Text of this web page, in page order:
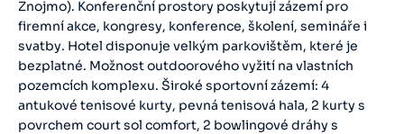
Znojmo). Konferenční prostory poskytují zázemí pro
firemní akce, kongresy, konference, školení, semináře i
svatby. Hotel disponuje velkým parkovištěm, které je
bezplatné. Možnost outdoorového vyžití na vlastních
pozemcích komplexu. Široké sportovní zázemí: 4
antukové tenisové kurty, pevná tenisová hala, 2 kurty s
povrchem court sol comfort, 2 bowlingové dráhy s